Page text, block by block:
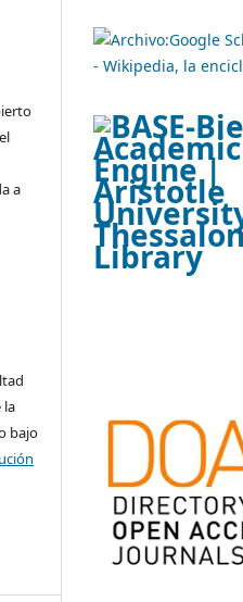
a
la
bajo